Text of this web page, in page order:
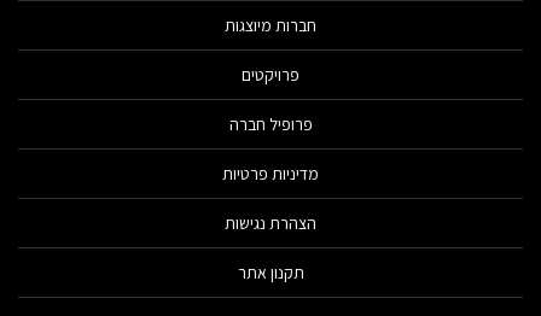
חברות מיוצגות
פרויקטים
פרופיל חברה
מדיניות פרטיות
הצהרת נגישות
תקנון אתר